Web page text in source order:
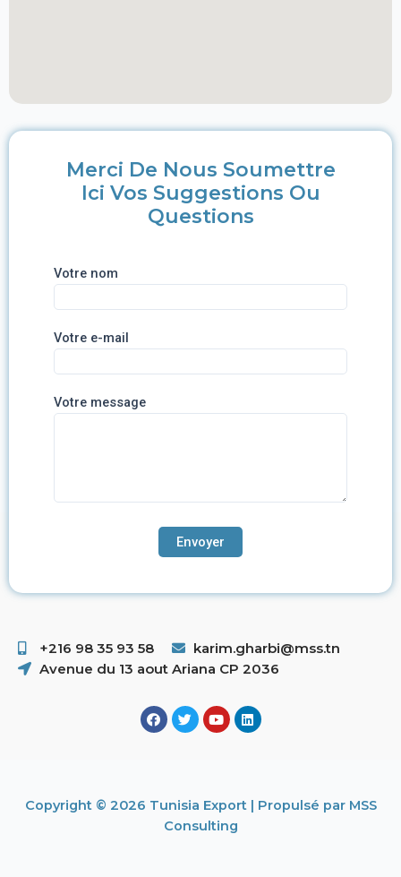
Merci De Nous Soumettre
Ici Vos Suggestions Ou
Questions
Votre nom
Votre e-mail
Votre message
+216 98 35 93 58 ​
karim.gharbi@mss.tn
Avenue du 13 aout Ariana CP 2036
Copyright © 2026 Tunisia Export | Propulsé par MSS
Consulting